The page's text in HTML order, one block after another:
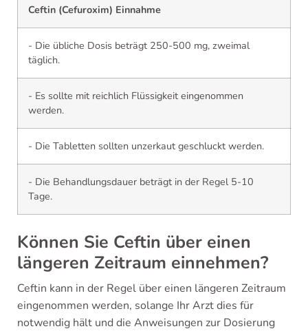
Ceftin (Cefuroxim) Einnahme
- Die übliche Dosis beträgt 250-500 mg, zweimal
täglich.
- Es sollte mit reichlich Flüssigkeit eingenommen
werden.
- Die Tabletten sollten unzerkaut geschluckt werden.
- Die Behandlungsdauer beträgt in der Regel 5-10
Tage.
Können Sie Ceftin über einen
längeren Zeitraum einnehmen?
Ceftin kann in der Regel über einen längeren Zeitraum
eingenommen werden, solange Ihr Arzt dies für
notwendig hält und die Anweisungen zur Dosierung